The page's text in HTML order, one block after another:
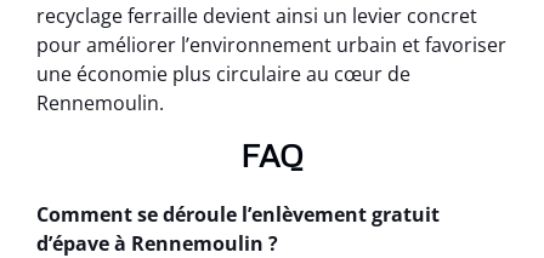
recyclage ferraille devient ainsi un levier concret
pour améliorer l’environnement urbain et favoriser
une économie plus circulaire au cœur de
Rennemoulin.
FAQ
Comment se déroule l’enlèvement gratuit
d’épave à Rennemoulin ?